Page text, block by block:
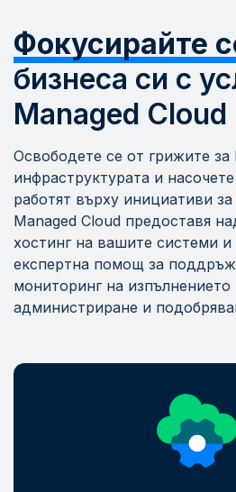
Фокусирайте
бизнеса си с
Managed Cloud
Освободете се от грижите
инфраструктурата и
работят върху инициативи за
Managed Cloud предоставя
хостинг на вашите системи
експертна помощ за
мониторинг на изпълнението
администриране и